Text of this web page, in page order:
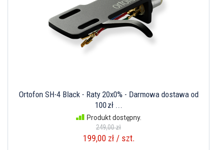
Ortofon SH-4 Black - Raty 20x0% - Darmowa dostawa od
100 zł ...
Produkt dostępny.
249,00 zł
199,00 zł / szt.